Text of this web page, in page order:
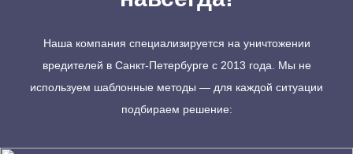
Наша компания специализируется на уничтожении
вредителей в Санкт-Петербурге с 2013 года. Мы не
используем шаблонные методы — для каждой ситуации
подбираем решение: